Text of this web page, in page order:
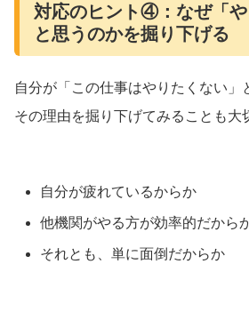
対応のヒント④：なぜ「や
と思うのかを掘り下げる
自分が「この仕事はやりたくない」
その理由を掘り下げてみることも大
自分が疲れているからか
他機関がやる方が効率的だから
それとも、単に面倒だからか